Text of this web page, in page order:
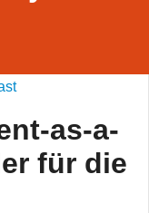
as-a-
für die